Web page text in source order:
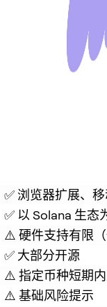
✅ 浏览器扩展、
✅ 以 Solana 生态
⚠️ 硬件支持有限
✅ 大部分开源
⚠️ 指定币种短期
⚠️ 基础风险提示